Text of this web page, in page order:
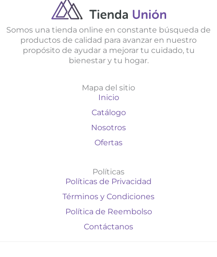
Somos una tienda online en constante búsqueda de
productos de calidad para avanzar en nuestro
propósito de ayudar a mejorar tu cuidado, tu
bienestar y tu hogar.
Mapa del sitio
Inicio
Catálogo
Nosotros
Ofertas
Políticas
Políticas de Privacidad
Términos y Condiciones
Política de Reembolso
Contáctanos